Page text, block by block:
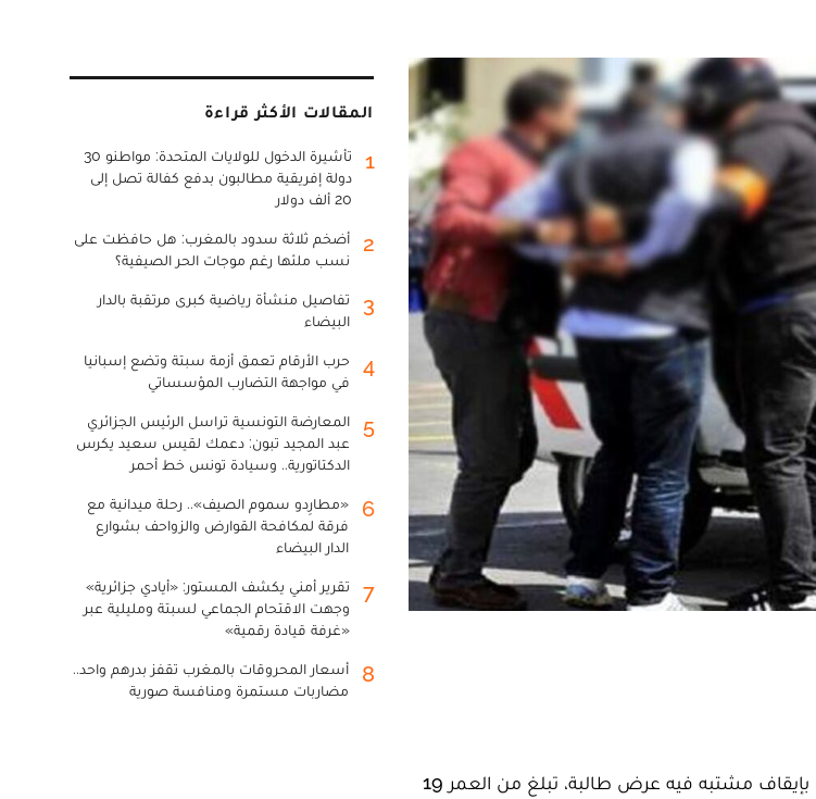
انتهى استنفار أمني، شاركت فيه عناصر «ديستي» بأكادير، بإيقاف مشتبه فيه عرض طالبة، تبلغ من العمر 19
المقالات الأكثر قراءة
1
تأشيرة الدخول للولايات المتحدة: مواطنو 30
دولة إفريقية مطالبون بدفع كفالة تصل إلى
20 ألف دولار
2
أضخم ثلاثة سدود بالمغرب: هل حافظت على
نسب ملئها رغم موجات الحر الصيفية؟
3
تفاصيل منشأة رياضية كبرى مرتقبة بالدار
البيضاء
4
حرب الأرقام تعمق أزمة سبتة وتضع إسبانيا
في مواجهة التضارب المؤسساتي
5
المعارضة التونسية تراسل الرئيس الجزائري
عبد المجيد تبون: دعمك لقيس سعيد يكرس
الدكتاتورية.. وسيادة تونس خط أحمر
6
«مطارِدو سموم الصيف».. رحلة ميدانية مع
فرقة لمكافحة القوارض والزواحف بشوارع
الدار البيضاء
7
تقرير أمني يكشف المستور: «أيادي جزائرية»
وجهت الاقتحام الجماعي لسبتة ومليلية عبر
«غرفة قيادة رقمية»
8
أسعار المحروقات بالمغرب تقفز بدرهم واحد..
مضاربات مستمرة ومنافسة صورية